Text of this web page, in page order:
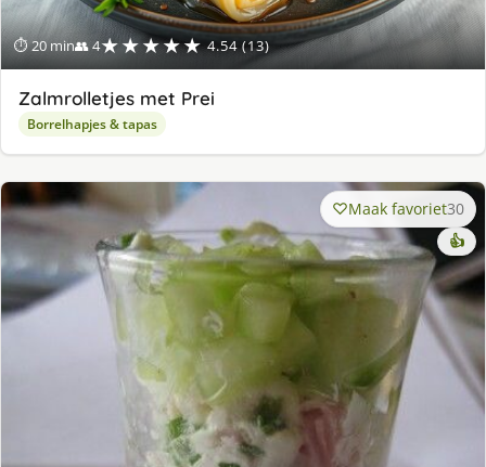
⏱ 20 min👥 4★★★★★ 4.54 (13)
Zalmrolletjes met Prei
Borrelhapjes & tapas
Maak favoriet30
👍